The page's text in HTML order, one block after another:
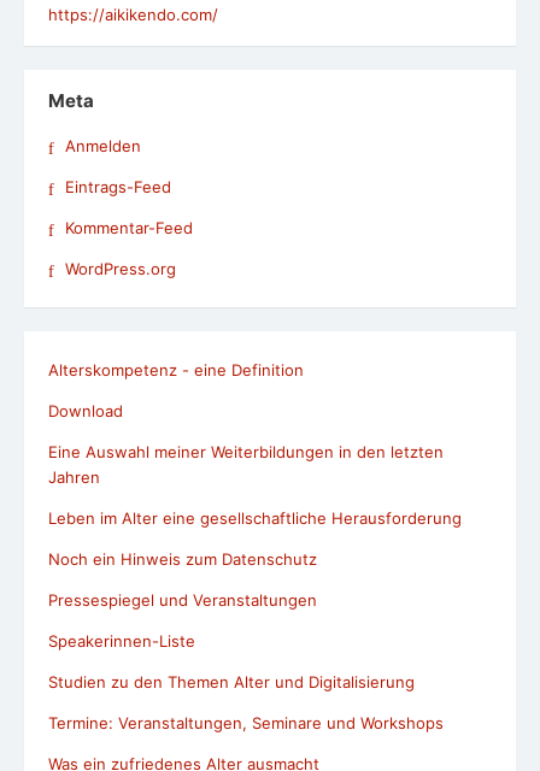
https://aikikendo.com/
Meta
Anmelden
Eintrags-Feed
Kommentar-Feed
WordPress.org
Alterskompetenz - eine Definition
Download
Eine Auswahl meiner Weiterbildungen in den letzten
Jahren
Leben im Alter eine gesellschaftliche Herausforderung
Noch ein Hinweis zum Datenschutz
Pressespiegel und Veranstaltungen
Speakerinnen-Liste
Studien zu den Themen Alter und Digitalisierung
Termine: Veranstaltungen, Seminare und Workshops
Was ein zufriedenes Alter ausmacht